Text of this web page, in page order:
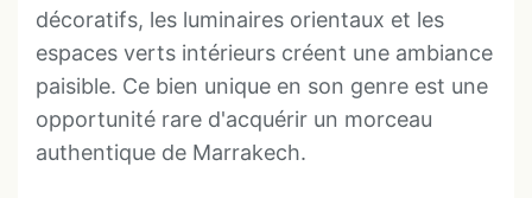
décoratifs, les luminaires orientaux et les
espaces verts intérieurs créent une ambiance
paisible. Ce bien unique en son genre est une
opportunité rare d'acquérir un morceau
authentique de Marrakech.